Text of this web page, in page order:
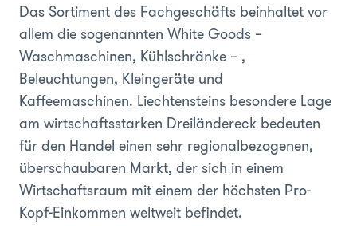
Das Sortiment des Fachgeschäfts beinhaltet vor
allem die sogenannten White Goods –
Waschmaschinen, Kühlschränke – ,
Beleuchtungen, Kleingeräte und
Kaffeemaschinen. Liechtensteins besondere Lage
am wirtschaftsstarken Dreiländereck bedeuten
für den Handel einen sehr regionalbezogenen,
überschaubaren Markt, der sich in einem
Wirtschaftsraum mit einem der höchsten Pro-
Kopf-Einkommen weltweit befindet.